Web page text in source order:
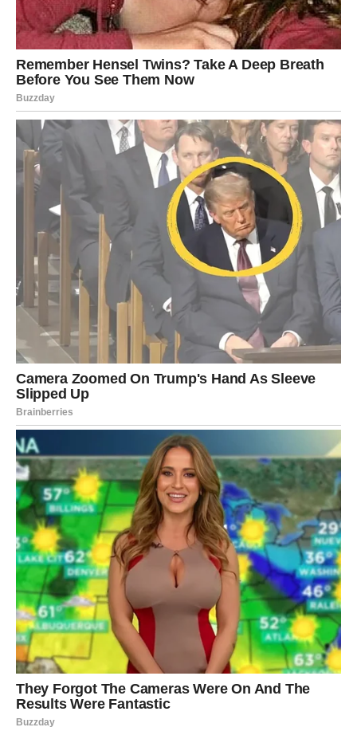
2. Slaganje i prvo pečenje
Kada su osnovni sastojci pripremljeni, vreme je da složiš
sve u posudu za pečenje. Najbolje je koristitivatrostalnu
posuduili keramički pekač koji ravnomerno raspoređuje
toplotu.
Dno posude premažimaslacem– ovo ne samo da
sprečava lepljenje, već i dodaje posebnu aromu jelu.
Na dno ravnomerno rasporedi pripremljene
kriške
krompira
. Potrudi se da prekriješ celo dno posude u
jednom sloju.
Preko krompira lagano prelij ulje– nemoj preterivati,
50 ml je sasvim dovoljno.
Na krompir pažljivo poređaj pileće šnicle, tako da
prekriju celu površinu.
Kada je sve spremno, posudu pokrij
folijom
ili poklopcem i stavi da se peče u unapred
zagrejanu rernu na200°C.
Vreme pečenja u ovom prvom delu iznosi oko 30 minuta
– dovoljno da krompir omekša, a meso počne da pušta
svoje sokove.
3. Završna obrada i zapečenje
Nakon što je prošlo 30 minuta, pažljivo izvadi posudu iz
rerne (pazi, veoma je vruća!) i skini foliju ili poklopac. Sad
dolazi onaj deo koji ovo jelo čini posebnim:
U posebnoj činijiumutiti dva jaja